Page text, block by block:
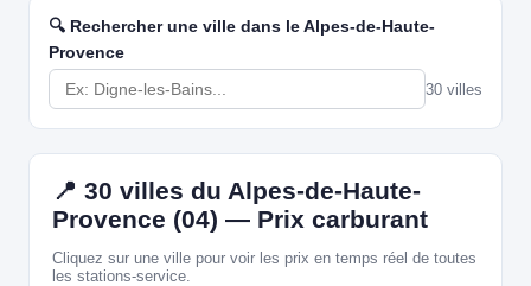
🔍 Rechercher une ville dans le Alpes-de-Haute-
Provence
30 villes
📍 30 villes du Alpes-de-Haute-
Provence (04) — Prix carburant
Cliquez sur une ville pour voir les prix en temps réel de toutes
les stations-service.